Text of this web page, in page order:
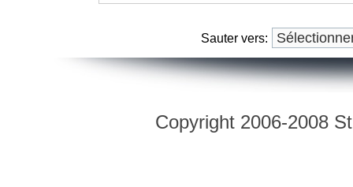
Sauter vers:
Copyright 2006-2008